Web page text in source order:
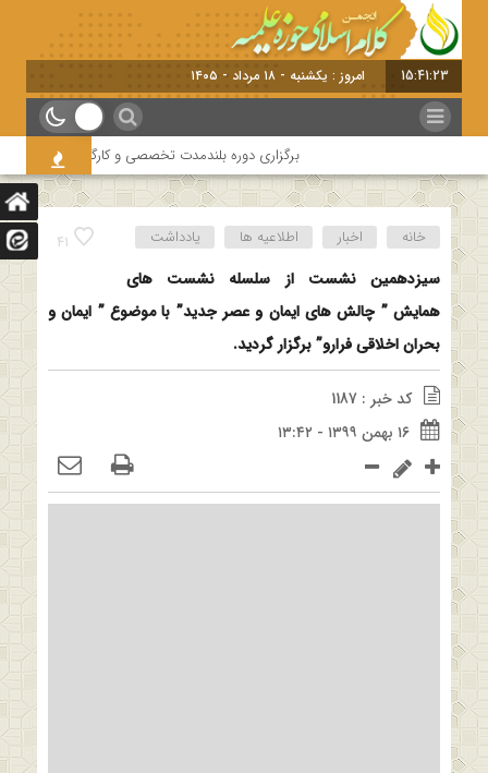
15:41:24 امروز : یکشنبه - ۱۸ مرداد - ۱۴۰۵
برگزاری دوره بلندمدت تخصصی و کارگاه آموزشی کلام
41 خانه اخبار اطلاعیه ها یادداشت
سیزدهمین نشست از سلسله نشست های
همایش ” چالش های ایمان و عصر جدید” با موضوع ” ایمان و
بحران اخلاقی فرارو” برگزار گردید.
کد خبر : 1187
۱۶ بهمن ۱۳۹۹ - ۱۳:۴۲